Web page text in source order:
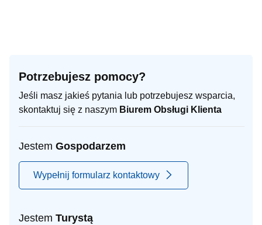
Potrzebujesz pomocy?
Jeśli masz jakieś pytania lub potrzebujesz wsparcia,
skontaktuj się z naszym Biurem Obsługi Klienta
Jestem Gospodarzem
Wypełnij formularz kontaktowy
Jestem Turystą